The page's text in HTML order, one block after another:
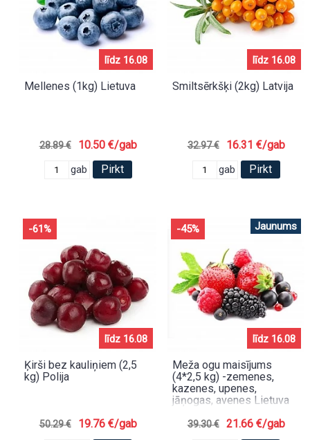
līdz 16.08
Mellenes (1kg) Lietuva
28.89 € 10.50 €/gab
gab Pirkt
līdz 16.08
Smiltsērkšķi (2kg) Latvija
32.97 € 16.31 €/gab
gab Pirkt
līdz 16.08
-61%
Ķirši bez kauliņiem (2,5
kg) Polija
50.29 € 19.76 €/gab
līdz 16.08
Jaunums
-45%
Meža ogu maisījums
(4*2,5 kg) -zemenes,
kazenes, upenes,
jāņogas, avenes Lietuva
39.30 € 21.66 €/gab